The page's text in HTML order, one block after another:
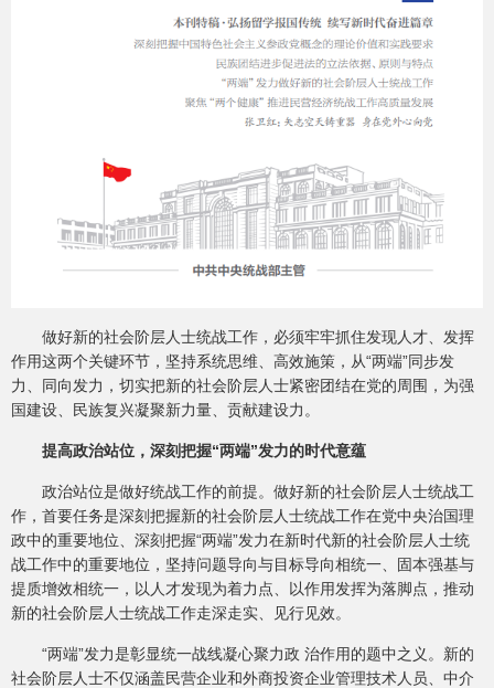
做好新的社会阶层人士统战工作，必须牢牢抓住发现人才、发挥
作用这两个关键环节，坚持系统思维、高效施策，从“两端”同步发
力、同向发力，切实把新的社会阶层人士紧密团结在党的周围，为强
国建设、民族复兴凝聚新力量、贡献建设力。
提高政治站位，深刻把握“两端”发力的时代意蕴
政治站位是做好统战工作的前提。做好新的社会阶层人士统战工
作，首要任务是深刻把握新的社会阶层人士统战工作在党中央治国理
政中的重要地位、深刻把握“两端”发力在新时代新的社会阶层人士统
战工作中的重要地位，坚持问题导向与目标导向相统一、固本强基与
提质增效相统一，以人才发现为着力点、以作用发挥为落脚点，推动
新的社会阶层人士统战工作走深走实、见行见效。
“两端”发力是彰显统一战线凝心聚力政 治作用的题中之义。新的
社会阶层人士不仅涵盖民营企业和外商投资企业管理技术人员、中介